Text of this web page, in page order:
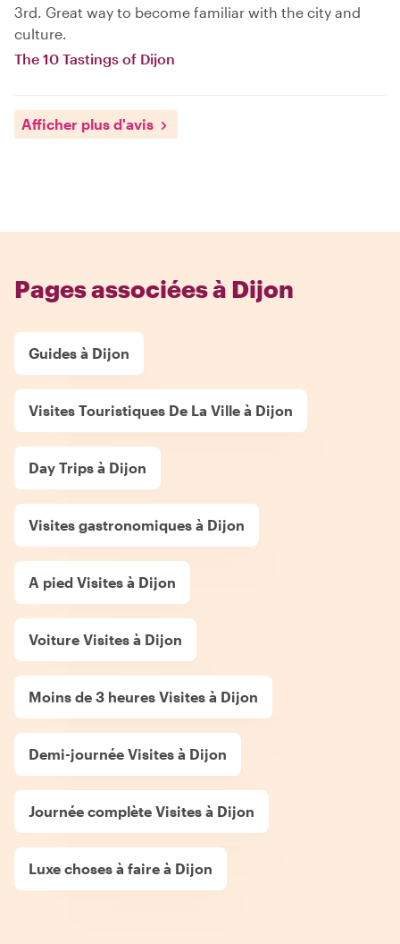
3rd. Great way to become familiar with the city and
culture.
The 10 Tastings of Dijon
Afficher plus d'avis
Pages associées à Dijon
Guides à Dijon
Visites Touristiques De La Ville à Dijon
Day Trips à Dijon
Visites gastronomiques à Dijon
A pied Visites à Dijon
Voiture Visites à Dijon
Moins de 3 heures Visites à Dijon
Demi-journée Visites à Dijon
Journée complète Visites à Dijon
Luxe choses à faire à Dijon